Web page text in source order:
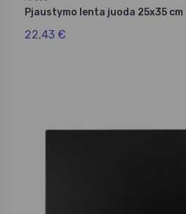
Pjaustymo lenta juoda 25x35 cm
22,43 €